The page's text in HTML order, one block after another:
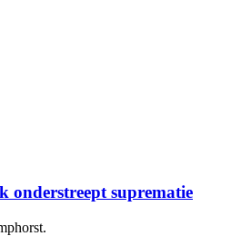
onderstreept suprematie